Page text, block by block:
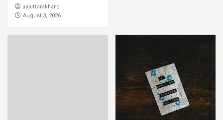
aajuttarakhand
August 3, 2026